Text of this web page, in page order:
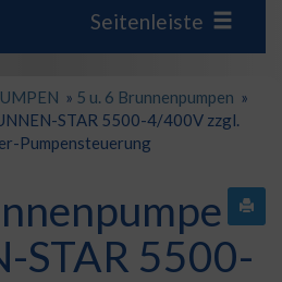
Seitenleiste
» 5 u. 6 Brunnenpumpen »
STAR 5500-4/400V zzgl.
Pumpensteuerung
STAR 5500-